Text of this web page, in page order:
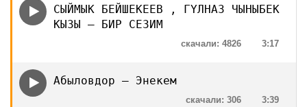
СЫЙМЫК БЕЙШЕКЕЕВ , ГYЛНАЗ ЧЫНЫБЕК
КЫЗЫ — БИР СЕЗИМ
3:17
скачали: 4826
Абыловдор — Энекем
3:39
скачали: 306